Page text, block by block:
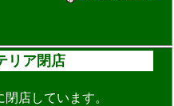
リア閉店
店しています。